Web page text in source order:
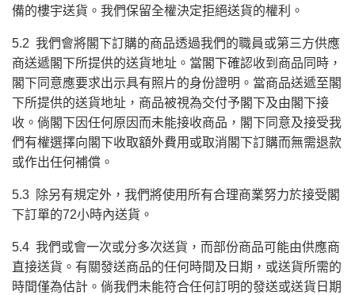
備的樓宇送貨。我們保留全權決定拒絕送貨的權利。
5.2 我們會將閣下訂購的商品透過我們的職員或第三方供應
商送遞閣下所提供的送貨地址。當閣下確認收到商品同時，
閣下同意應要求出示具有照片的身份證明。當商品送遞至閣
下所提供的送貨地址，商品被視為交付予閣下及由閣下接
收。倘閣下因任何原因而未能接收商品，閣下同意及接受我
們有權選擇向閣下收取額外費用或取消閣下訂購而無需退款
或作出任何補償。
5.3 除另有規定外，我們將使用所有合理商業努力於接受閣
下訂單的72小時內送貨。
5.4 我們或會一次或分多次送貨，而部份商品可能由供應商
直接送貨。有關發送商品的任何時間及日期，或送貨所需的
時間僅為估計。倘我們未能符合任何訂明的發送或送貨日期